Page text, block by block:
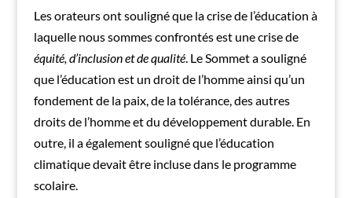
Les orateurs ont souligné que la crise de l’éducation à
laquelle nous sommes confrontés est une crise de
équité, d’inclusion et de qualité. Le Sommet a souligné
que l’éducation est un droit de l’homme ainsi qu’un
fondement de la paix, de la tolérance, des autres
droits de l’homme et du développement durable. En
outre, il a également souligné que l’éducation
climatique devait être incluse dans le programme
scolaire.